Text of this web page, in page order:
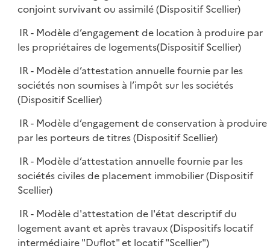
conjoint survivant ou assimilé (Dispositif Scellier)
IR - Modèle d’engagement de location à produire par
les propriétaires de logements(Dispositif Scellier)
IR - Modèle d’attestation annuelle fournie par les
sociétés non soumises à l’impôt sur les sociétés
(Dispositif Scellier)
IR - Modèle d’engagement de conservation à produire
par les porteurs de titres (Dispositif Scellier)
IR - Modèle d’attestation annuelle fournie par les
sociétés civiles de placement immobilier (Dispositif
Scellier)
IR - Modèle d'attestation de l'état descriptif du
logement avant et après travaux (Dispositifs locatif
intermédiaire "Duflot" et locatif "Scellier")